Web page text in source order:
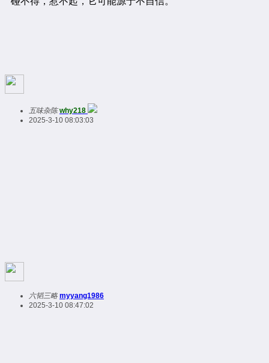
五味杂陈 why218
2025-3-10 08:03:03
六韬三略 myyang1986
2025-3-10 08:47:02